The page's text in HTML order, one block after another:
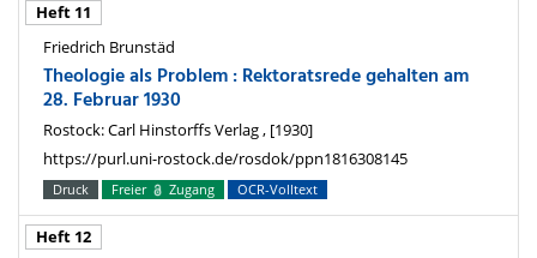
Heft 11
Friedrich Brunstäd
Theologie als Problem : Rektoratsrede gehalten am
28. Februar 1930
Rostock: Carl Hinstorffs Verlag , [1930]
https://purl.uni-rostock.de/rosdok/ppn1816308145
Druck Freier Zugang OCR-Volltext
Heft 12